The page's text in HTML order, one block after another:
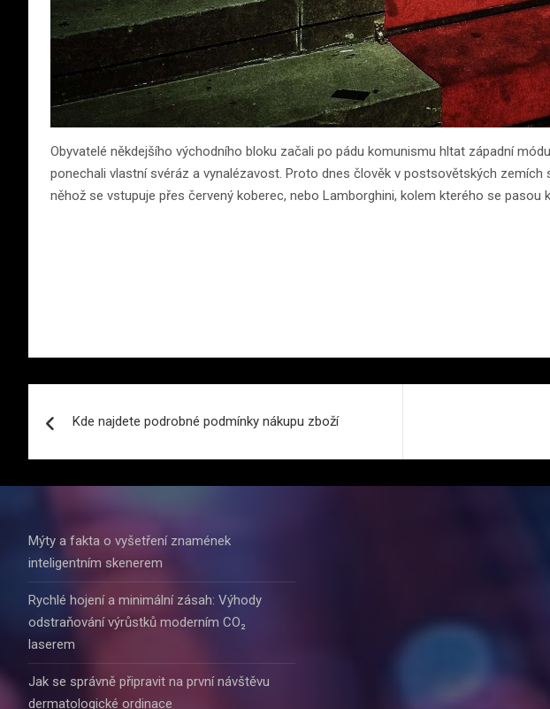
Obyvatelé někdejšího východního bloku začali po pádu komunismu hltat západní
ponechali vlastní svéráz a vynalézavost. Proto dnes člověk v postsovětských zemích
něhož se vstupuje přes červený koberec, nebo Lamborghini, kolem kterého se pasou
pro
Kde najdete podrobné podmínky nákupu zboží
Mýty a fakta o vyšetření znamének
inteligentním skenerem
Rychlé hojení a minimální zásah: Výhody
odstraňování výrůstků moderním CO₂
laserem
Jak se správně připravit na první návštěvu
dermatologické ordinace